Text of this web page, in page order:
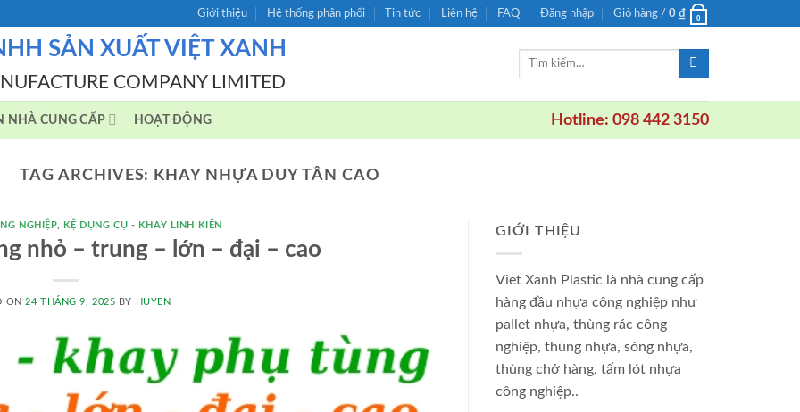
Giới thiệu Hệ thống phân phối Tin tức Liên hệ FAQ Đăng nhập Giỏ hàng / 0 ₫ 0
SẢN XUẤT VIỆT XANH
COMPANY LIMITED
Tìm
NHÀ CUNG CẤP HOẠT ĐỘNG Hotline: 098 442 3150
TAG ARCHIVES: KHAY NHỰA DUY TÂN CAO
NGHIỆP, KỆ DỤNG CỤ - KHAY LINH KIỆN
nhỏ – trung – lớn – đại – cao
ON24 THÁNG 9, 2025 BY HUYEN
GIỚI THIỆU
Viet Xanh Plastic là nhà cung cấp
hàng đầu nhựa công nghiệp như
pallet nhựa, thùng rác công
nghiệp, thùng nhựa, sóng nhựa,
thùng chở hàng, tấm lót nhựa
công nghiệp..